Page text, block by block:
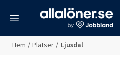
Hem / Platser / Ljusdal